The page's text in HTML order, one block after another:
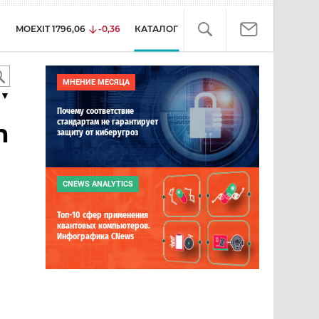
MOEXIT 1796,06 -0,36 КАТАЛОГ
МНЕНИЕ МЕСЯЦА
Почему соответствие
стандартам не гарантирует
защиту от киберугроз
CNEWS ANALYTICS
Топ-10 сфер применения
квантовых компьютеров.
Инфографика CNews